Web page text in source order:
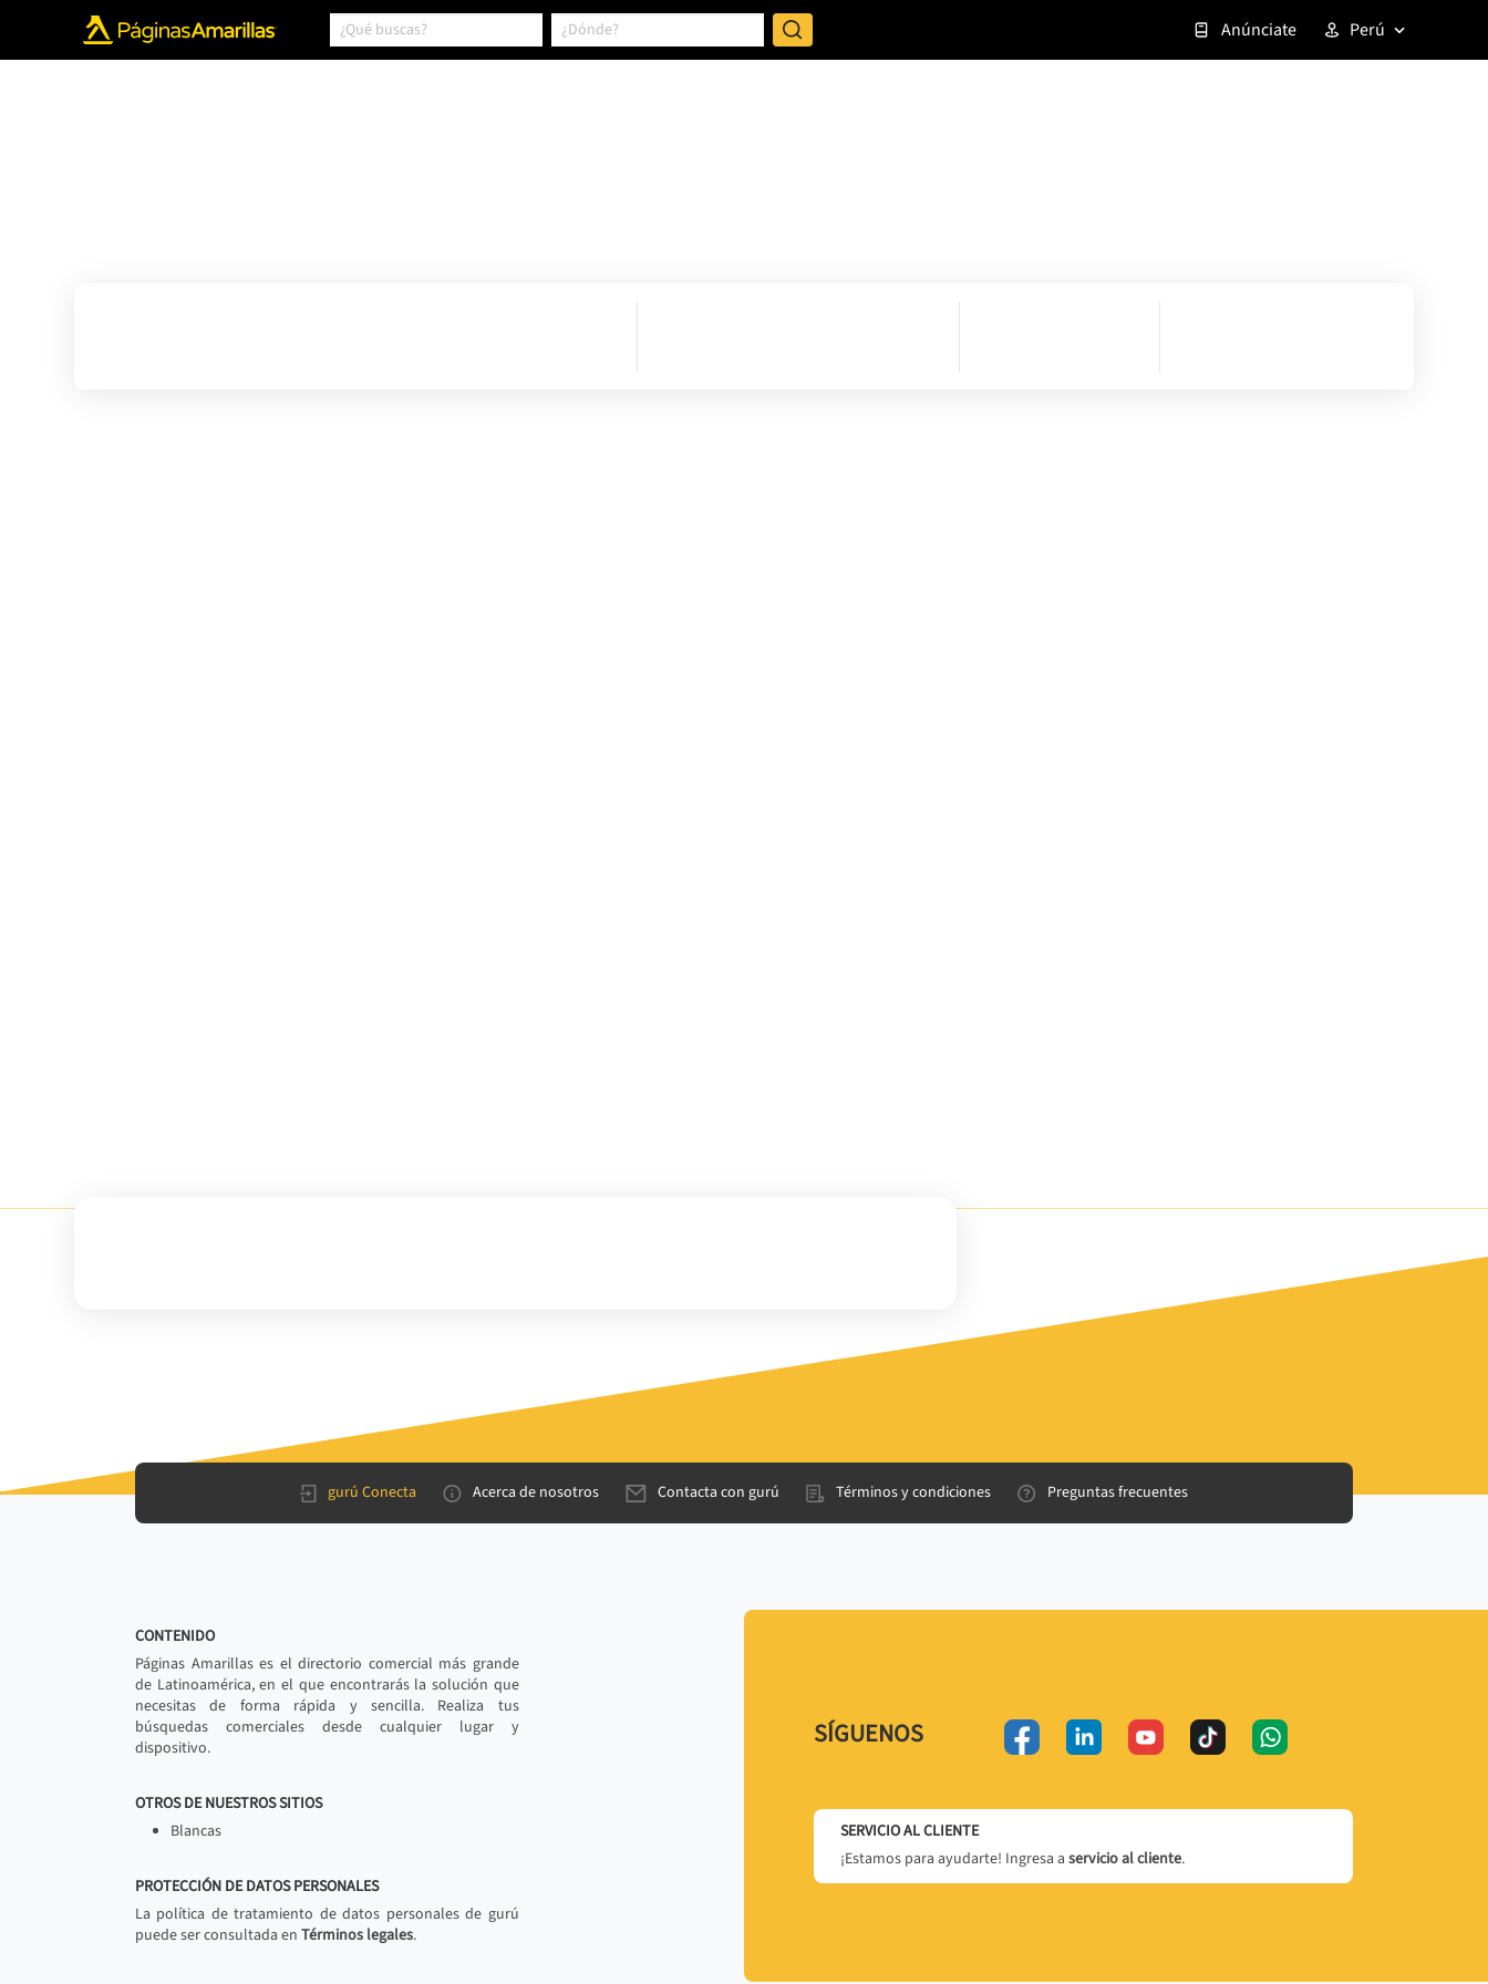
Anúnciate Perú
gurú Conecta Acerca de nosotros Contacta con gurú Términos y condiciones Preguntas frecuentes
CONTENIDO
Páginas Amarillas es el directorio comercial más grande
de Latinoamérica, en el que encontrarás la solución que
necesitas de forma rápida y sencilla. Realiza tus
búsquedas comerciales desde cualquier lugar y
dispositivo.
OTROS DE NUESTROS SITIOS
Blancas
PROTECCIÓN DE DATOS PERSONALES
La política de tratamiento de datos personales de gurú
puede ser consultada en Términos legales.
SÍGUENOS
SERVICIO AL CLIENTE
¡Estamos para ayudarte! Ingresa a servicio al cliente.